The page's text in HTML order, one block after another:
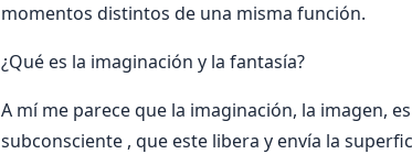
momentos distintos de una misma función.
¿Qué es la imaginación y la fantasía?
A mí me parece que la imaginación, la imagen,
subconsciente , que este libera y envía la